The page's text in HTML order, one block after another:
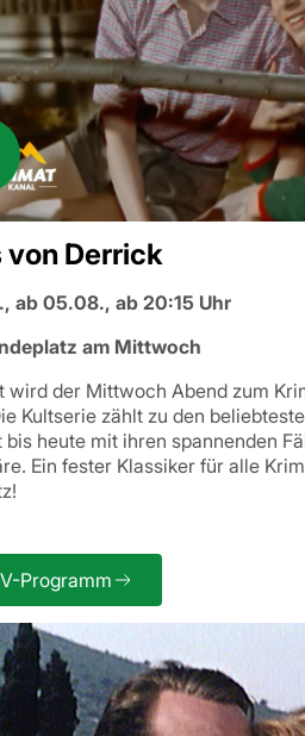
von Derrick
ab 05.08., ab 20:15 Uhr
am Mittwoch
wird der Mittwoch Abend zum
Kultserie zählt zu den
bis heute mit ihren spannenden
Ein fester Klassiker für alle
Programm